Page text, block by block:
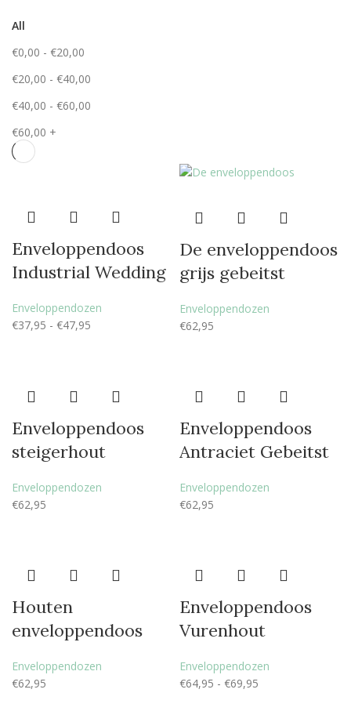
All
€0,00 - €20,00
€20,00 - €40,00
€40,00 - €60,00
€60,00 +
Enveloppendoos
Industrial Wedding
Enveloppendozen
€37,95 - €47,95
De enveloppendoos
grijs gebeitst
Enveloppendozen
€62,95
Enveloppendoos
steigerhout
Enveloppendozen
€62,95
Enveloppendoos
Antraciet Gebeitst
Enveloppendozen
€62,95
Houten
enveloppendoos
Enveloppendozen
€62,95
Enveloppendoos
Vurenhout
Enveloppendozen
€64,95 - €69,95